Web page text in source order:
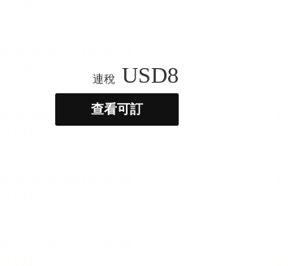
連稅 USD8
查看可訂